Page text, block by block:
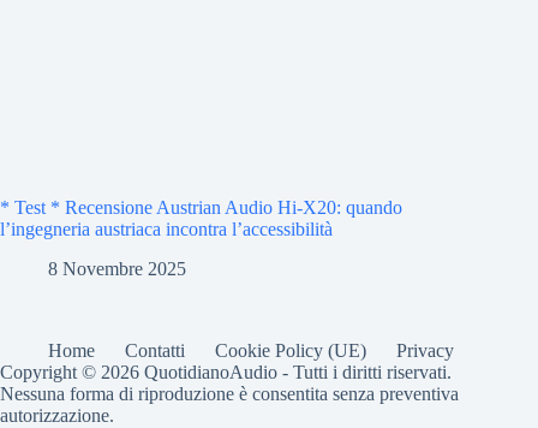
* Test * Recensione Austrian Audio Hi-X20: quando
l’ingegneria austriaca incontra l’accessibilità
8 Novembre 2025
Home Contatti Cookie Policy (UE)
Privacy
Copyright © 2026 QuotidianoAudio - Tutti i diritti riservati.
Nessuna forma di riproduzione è consentita senza preventiva
autorizzazione.